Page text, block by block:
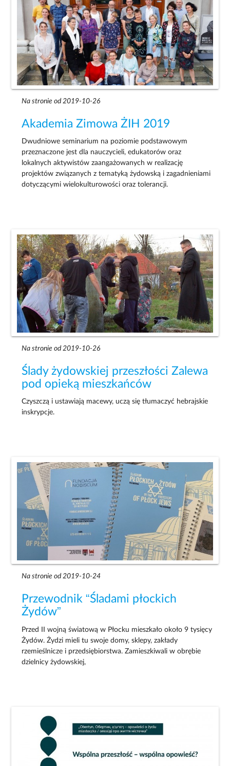
Na stronie od 2019-10-26
Akademia Zimowa ŻIH 2019
Dwudniowe seminarium na poziomie podstawowym
przeznaczone jest dla nauczycieli, edukatorów oraz
lokalnych aktywistów zaangażowanych w realizację
projektów związanych z tematyką żydowską i zagadnieniami
dotyczącymi wielokulturowości oraz tolerancji.
Na stronie od 2019-10-26
Ślady żydowskiej przeszłości Zalewa
pod opieką mieszkańców
Czyszczą i ustawiają macewy, uczą się tłumaczyć hebrajskie
inskrypcje.
Na stronie od 2019-10-24
Przewodnik “Śladami płockich
Żydów”
Przed II wojną światową w Płocku mieszkało około 9 tysięcy
Żydów. Żydzi mieli tu swoje domy, sklepy, zakłady
rzemieślnicze i przedsiębiorstwa. Zamieszkiwali w obrębie
dzielnicy żydowskiej,